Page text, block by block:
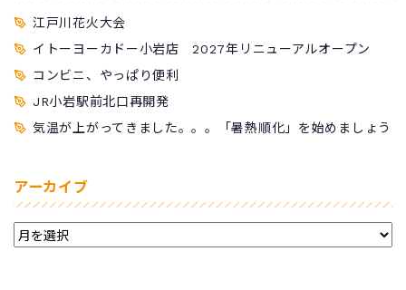
江戸川花火大会
イトーヨーカドー小岩店 2027年リニューアルオープン
コンビニ、やっぱり便利
JR小岩駅前北口再開発
気温が上がってきました。。。「暑熱順化」を始めましょう
アーカイブ